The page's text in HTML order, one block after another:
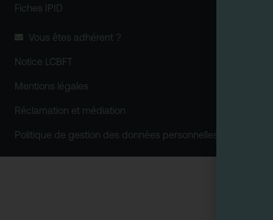
Fiches IPID
Vous êtes adhérent ?
Notice LCBFT
Mentions légales
Réclamation et médiation
Politique de gestion des données personnelles